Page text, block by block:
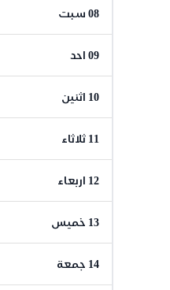
08 سبت
09 احد
10 اثنين
11 ثلاثاء
12 اربعاء
13 خميس
14 جمعة